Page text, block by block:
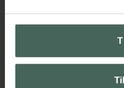
5 av 5 i omdöme
Bronza Application
Handske brun utan sol 1